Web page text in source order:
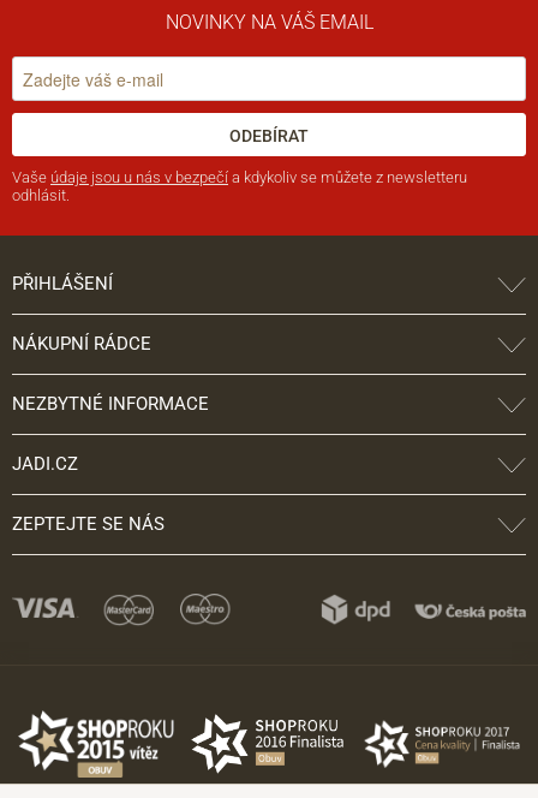
NOVINKY NA VÁŠ EMAIL
ODEBÍRAT
Vaše údaje jsou u nás v bezpečí a kdykoliv se můžete z newsletteru
odhlásit.
PŘIHLÁŠENÍ
NÁKUPNÍ RÁDCE
NEZBYTNÉ INFORMACE
JADI.CZ
ZEPTEJTE SE NÁS